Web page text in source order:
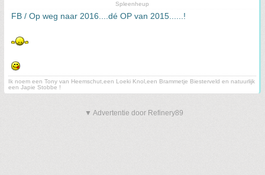
Spleenheup
FB / Op weg naar 2016....dé OP van 2015......!
Ik noem een Tony van Heemschut,een Loeki Knol,een Brammetje Biesterveld en natuurlijk
een Japie Stobbe !
▼ Advertentie door Refinery89